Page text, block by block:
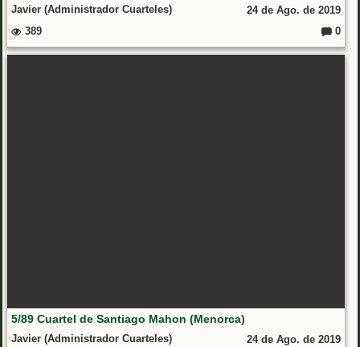
Javier (Administrador Cuarteles)
24 de Ago. de 2019
389
0
5/89 Cuartel de Santiago Mahon (Menorca)
Javier (Administrador Cuarteles) 24 de Ago. de 2019